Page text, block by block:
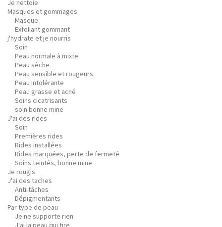
Je nettoie
Masques et gommages
Masque
Exfoliant gommant
j'hydrate et je nourris
Soin
Peau normale à mixte
Peau sèche
Peau sensible et rougeurs
Peau intolérante
Peau grasse et acné
Soins cicatrisants
soin bonne mine
J'ai des rides
Soin
Premières rides
Rides installées
Rides marquées, perte de fermeté
Soins teintés, bonne mine
Je rougis
J'ai des taches
Anti-tâches
Dépigmentants
Par type de peau
Je ne supporte rien
J'ai la peau qui tire